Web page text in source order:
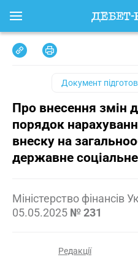
Документ
Про внесення змін
порядок
внеску на
державне
Міністерство фінансів
05.05.2025 № 231
Редакції